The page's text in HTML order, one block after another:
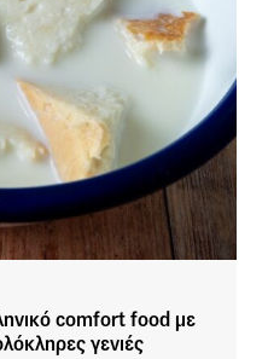
comfort food με
γενιές